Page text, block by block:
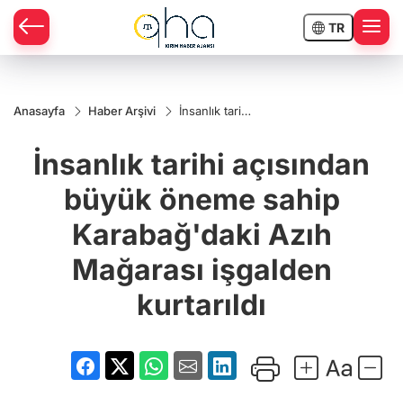
TR
Anasayfa Haber Arşivi
İnsanlık tarihi
öneme sahip
Karabağ'daki
Mağarası
işgalden
kurtarıldı
İnsanlık tarihi açısından
büyük öneme sahip
Karabağ'daki Azıh
Mağarası işgalden
kurtarıldı